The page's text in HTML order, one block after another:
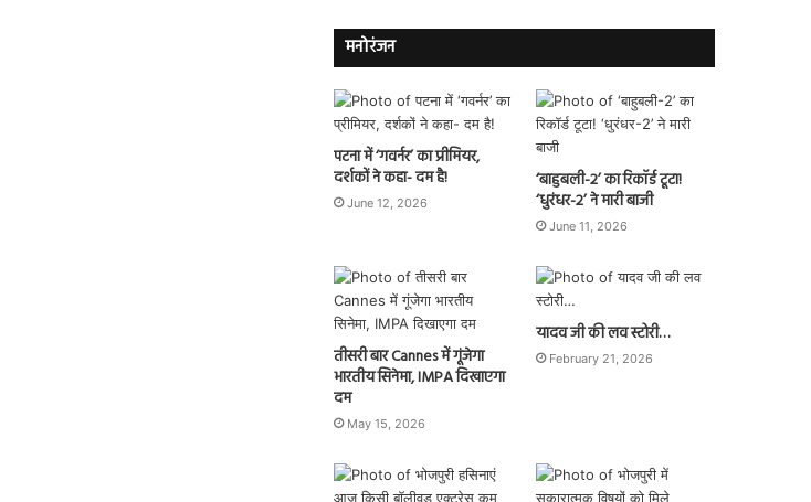
मनोरंजन
पटना में ‘गवर्नर’ का प्रीमियर,
दर्शकों ने कहा- दम है!
June 12, 2026
‘बाहुबली-2’ का रिकॉर्ड टूटा!
‘धुरंधर-2’ ने मारी बाजी
June 11, 2026
तीसरी बार Cannes में गूंजेगा
भारतीय सिनेमा, IMPA दिखाएगा
दम
May 15, 2026
यादव जी की लव स्टोरी…
February 21, 2026